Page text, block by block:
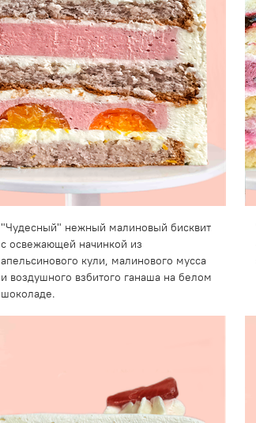
"Чудесный" нежный малиновый бисквит
с освежающей начинкой из
апельсинового кули, малинового мусса
и воздушного взбитого ганаша на белом
шоколаде.